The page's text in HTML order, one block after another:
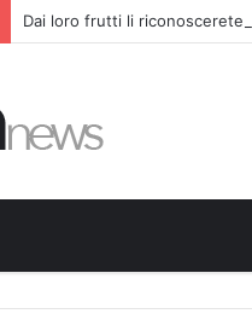
Dai loro frutti li riconoscerete